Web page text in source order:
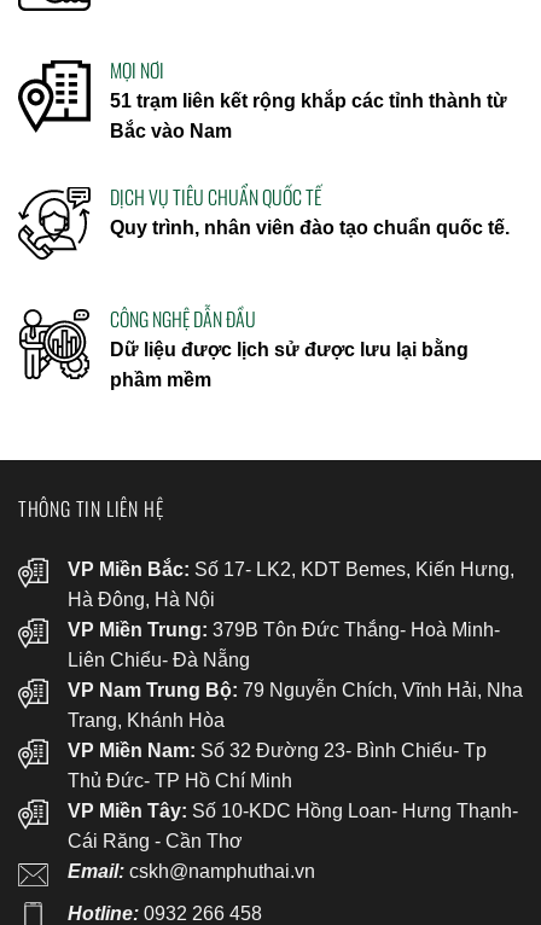
MỌI NƠI
51 trạm liên kết rộng khắp các tỉnh thành từ
Bắc vào Nam
DỊCH VỤ TIÊU CHUẨN QUỐC TẾ
Quy trình, nhân viên đào tạo chuẩn quốc tế.
CÔNG NGHỆ DẪN ĐẦU
Dữ liệu được lịch sử được lưu lại bằng
phầm mềm
THÔNG TIN LIÊN HỆ
VP Miền Bắc: Số 17- LK2, KDT Bemes, Kiến Hưng,
Hà Đông, Hà Nội
VP Miền Trung: 379B Tôn Đức Thắng- Hoà Minh-
Liên Chiểu- Đà Nẵng
VP Nam Trung Bộ: 79 Nguyễn Chích, Vĩnh Hải, Nha
Trang, Khánh Hòa
VP Miền Nam: Số 32 Đường 23- Bình Chiểu- Tp
Thủ Đức- TP Hồ Chí Minh
VP Miền Tây: Số 10-KDC Hồng Loan- Hưng Thạnh-
Cái Răng - Cần Thơ
Email: cskh@namphuthai.vn
Hotline: 0932 266 458